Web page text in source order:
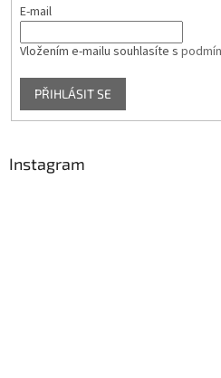
E-mail
Vložením e-mailu souhlasíte s
PŘIHLÁSIT SE
Instagram